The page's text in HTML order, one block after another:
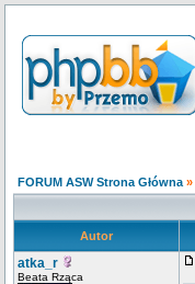
FORUM ASW Strona Główna »
Autor
atka_r
Beata Rząca